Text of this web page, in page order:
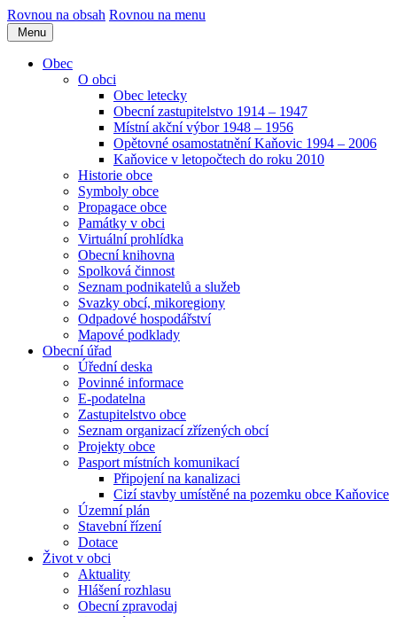
Rovnou na obsah Rovnou na menu
Menu
Obec
O obci
Obec letecky
Obecní zastupitelstvo 1914 – 1947
Místní akční výbor 1948 – 1956
Opětovné osamostatnění Kaňovic 1994 – 2006
Kaňovice v letopočtech do roku 2010
Historie obce
Symboly obce
Propagace obce
Památky v obci
Virtuální prohlídka
Obecní knihovna
Spolková činnost
Seznam podnikatelů a služeb
Svazky obcí, mikoregiony
Odpadové hospodářství
Mapové podklady
Obecní úřad
Úřední deska
Povinné informace
E-podatelna
Zastupitelstvo obce
Seznam organizací zřízených obcí
Projekty obce
Pasport místních komunikací
Připojení na kanalizaci
Cizí stavby umístěné na pozemku obce Kaňovice
Územní plán
Stavební řízení
Dotace
Život v obci
Aktuality
Hlášení rozhlasu
Obecní zpravodaj